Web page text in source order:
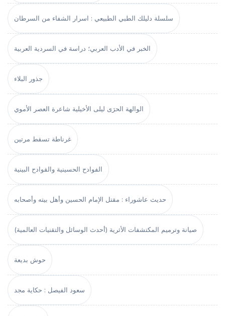
سلسلة دليلك الطبي الطبيعي : اسرار الشفاء من السرطان
الخبر في الأدب العربي؛ دراسة في السردية العربية
جذور البلاء
الوالهة الحرَى ليلى الأخيلية شاعرة العصر الأموي
غرناطة تسقط مرتين
الفوادح الحسينية والقوادح البينية
حديث عاشوراء : مقتل الإمام الحسين وأهل بيته وأصحابه
صيانة وترميم المكتشفات الأثرية (أحدث الوسائل والتقنيات العالمية)
حوش بديعة
سعود الفيصل : حكاية مجد